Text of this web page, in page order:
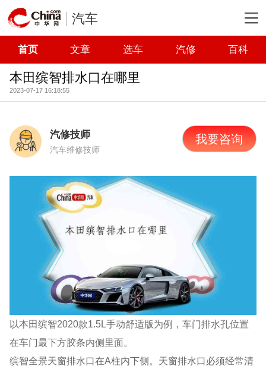
汽车
首页 文章 选车 汽修 百科
本田缤智排水口在哪里
2023-07-17 16:18:55
汽修技师
汽车维修技师
我要咨询
以本田缤智2020款1.5L手动舒适版为例，车门排水孔位置
在车门最下方胶条内侧里面。
缤智全景天窗排水口在A柱内下侧。天窗排水口必须经常清